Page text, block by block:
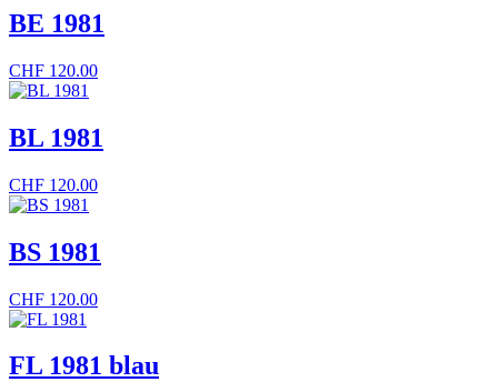
BE 1981
CHF 120.00
BL 1981
CHF 120.00
BS 1981
CHF 120.00
FL 1981 blau